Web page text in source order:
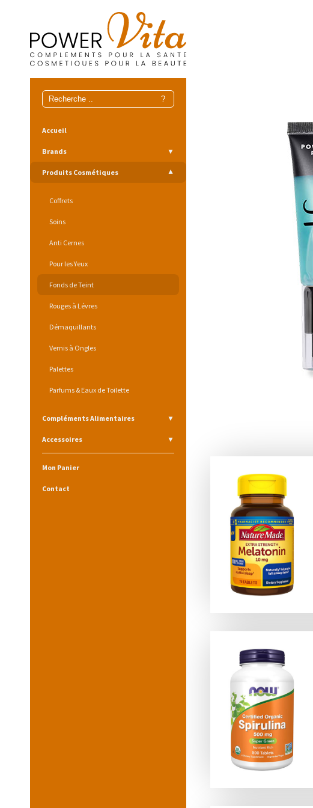
Accueil
Brands
Produits Cosmétiques
Coffrets
Soins
Anti Cernes
Pour les Yeux
Fonds de Teint
Rouges à Lévres
Démaquillants
Vernis à Ongles
Palettes
Parfums & Eaux de Toilette
Compléments Alimentaires
Accessoires
Mon Panier
Contact